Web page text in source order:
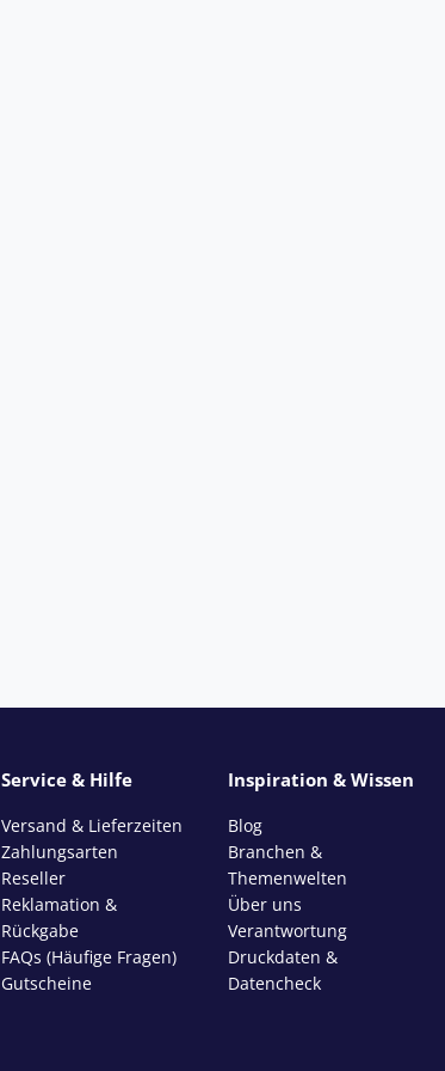
Service & Hilfe
Versand & Lieferzeiten
Zahlungsarten
Reseller
Reklamation &
Rückgabe
FAQs (Häufige Fragen)
Gutscheine
Inspiration & Wissen
Blog
Branchen &
Themenwelten
Über uns
Verantwortung
Druckdaten &
Datencheck